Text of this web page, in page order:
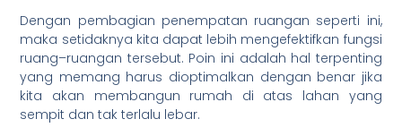
Dengan pembagian penempatan ruangan seperti ini,
maka setidaknya kita dapat lebih mengefektifkan fungsi
ruang–ruangan tersebut. Poin ini adalah hal terpenting
yang memang harus dioptimalkan dengan benar jika
kita akan membangun rumah di atas lahan yang
sempit dan tak terlalu lebar.